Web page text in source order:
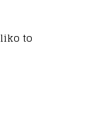
to